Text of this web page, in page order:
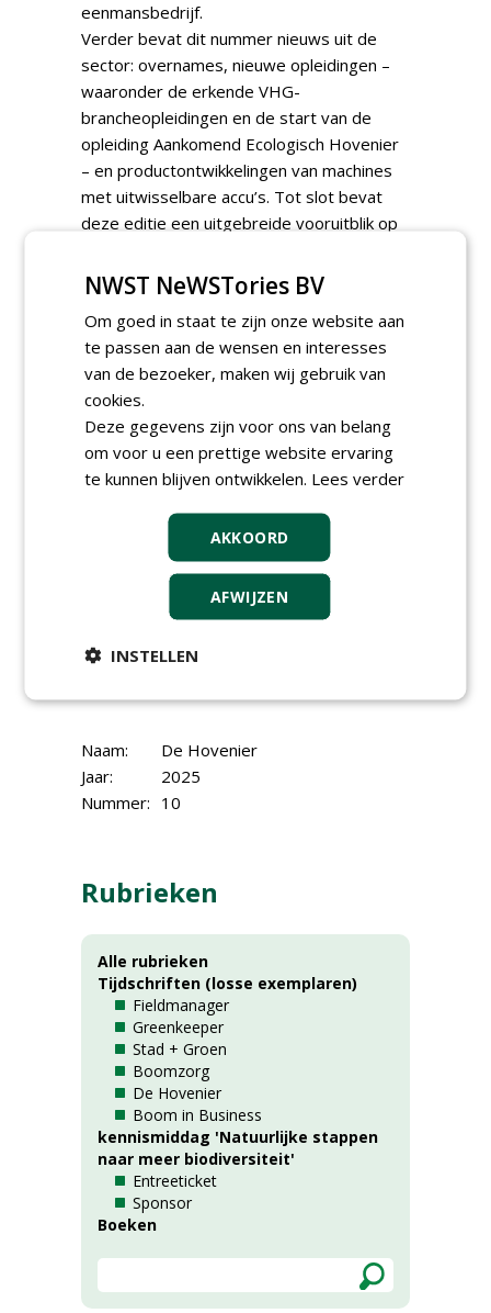
eenmansbedrijf.
Verder bevat dit nummer nieuws uit de
sector: overnames, nieuwe opleidingen –
waaronder de erkende VHG-
brancheopleidingen en de start van de
opleiding Aankomend Ecologisch Hovenier
– en productontwikkelingen van machines
met uitwisselbare accu’s. Tot slot bevat
deze editie een uitgebreide vooruitblik op
evenement in Hardenberg biedt
leveranciers, innovaties en trends. Op de
beursvloer zijn kwekers,
machineleveranciers,
softwareontwikkelaars en
houtbouwspecialisten aanwezig.
Bezoekers krijgen daarnaast inzicht in
actuele thema’s zoals automatisering en
het groeiende gebruik van AI binnen het
Kortom: een editie met actuele
ontwikkelingen, ondernemersverhalen uit
de praktijk en een vooruitblik op wat de
sector in 2026 kan verwachten.
Naam:
De Hovenier
Jaar:
2025
Nummer: 10
Rubrieken
Alle rubrieken
Tijdschriften (losse exemplaren)
Fieldmanager
Greenkeeper
Stad + Groen
Boomzorg
De Hovenier
Boom in Business
kennismiddag 'Natuurlijke stappen
naar meer biodiversiteit'
Entreeticket
Sponsor
Boeken
NWST NeWSTories BV
Om goed in staat te zijn onze website aan
te passen aan de wensen en interesses
van de bezoeker, maken wij gebruik van
cookies.
Deze gegevens zijn voor ons van belang
om voor u een prettige website ervaring
te kunnen blijven ontwikkelen. Lees verder
AKKOORD
AFWIJZEN
INSTELLEN